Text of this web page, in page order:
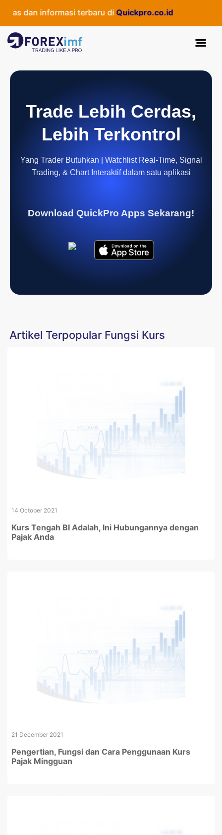
dan informasi terbaru di Quickpro.co.id
Trade Lebih Cerdas,
Lebih Terkontrol
Yang Trader Butuhkan | Watchlist Real-Time, Signal
Trading, & Chart Interaktif dalam satu aplikasi
Download QuickPro Apps Sekarang!
Artikel Terpopular Fungsi Kurs
14 October 2021
Kurs Tengah BI Adalah, Ini Hubungannya dengan
Pajak Anda
21 December 2021
Pengertian, Fungsi dan Cara Penggunaan Kurs
Pajak Mingguan